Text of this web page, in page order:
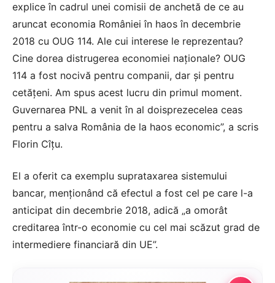
explice în cadrul unei comisii de anchetă de ce au
aruncat economia României în haos în decembrie
2018 cu OUG 114. Ale cui interese le reprezentau?
Cine dorea distrugerea economiei naţionale? OUG
114 a fost nocivă pentru companii, dar şi pentru
cetăţeni. Am spus acest lucru din primul moment.
Guvernarea PNL a venit în al doisprezecelea ceas
pentru a salva România de la haos economic”, a scris
Florin Cîţu.
El a oferit ca exemplu suprataxarea sistemului
bancar, menţionând că efectul a fost cel pe care l-a
anticipat din decembrie 2018, adică „a omorât
creditarea într-o economie cu cel mai scăzut grad de
intermediere financiară din UE”.